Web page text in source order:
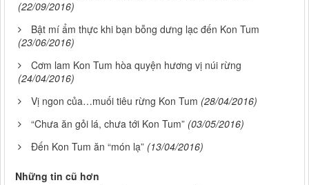
(22/09/2016)
Bật mí ẩm thực khi bạn bỗng dưng lạc đến Kon Tum
(23/06/2016)
Cơm lam Kon Tum hòa quyện hương vị núi rừng
(24/04/2016)
Vị ngon của…muối tiêu rừng Kon Tum (28/04/2016)
“Chưa ăn gỏi lá, chưa tới Kon Tum” (03/05/2016)
Đến Kon Tum ăn “món lạ” (13/04/2016)
Những tin cũ hơn